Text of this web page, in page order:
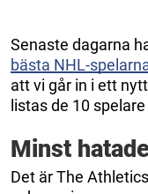
Senaste dagarna
bästa NHL-
att vi går in i ett
listas de 10
Minst
Det är The Athletics